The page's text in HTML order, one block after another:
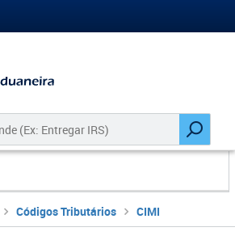
Códigos Tributários CIMI